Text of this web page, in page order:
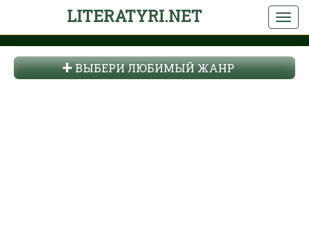
LITERATYRI.NET
ВЫБЕРИ ЛЮБИМЫЙ ЖАНР